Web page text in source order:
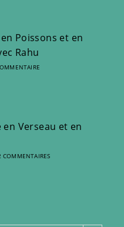
Poissons et en
Rahu
Verseau et en
COMMENTAIRES